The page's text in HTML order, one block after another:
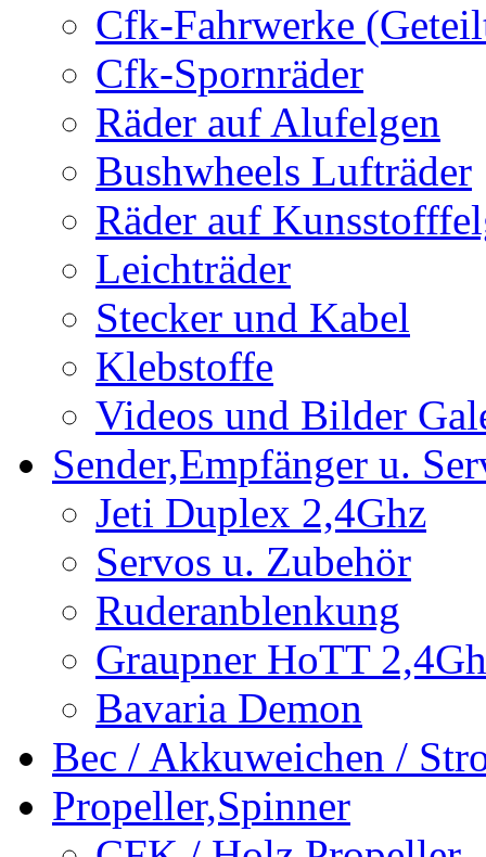
Cfk-Fahrwerke
Cfk-Spornräder
Räder auf Alufelgen
Bushwheels Lufträder
Räder auf
Leichträder
Stecker und Kabel
Klebstoffe
Videos und Bilder
Sender,Empfänger u.
Jeti Duplex 2,4Ghz
Servos u. Zubehör
Ruderanblenkung
Graupner HoTT
Bavaria Demon
Bec / Akkuweichen /
Propeller,Spinner